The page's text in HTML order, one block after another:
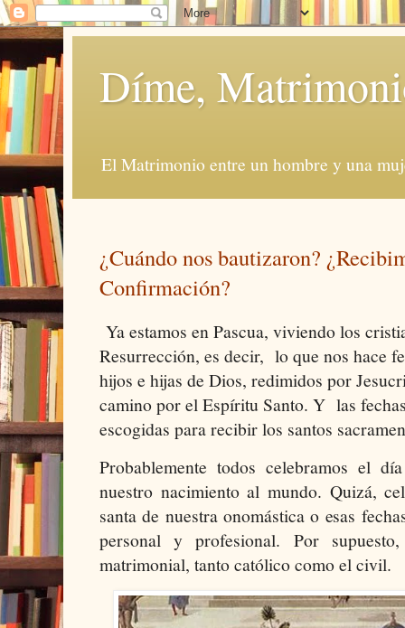
Díme,
El Matrimonio entre un hombre y una
¿Cuándo nos bautizaron?
Confirmación?
Ya estamos en Pascua, viviendo los
Resurrección, es decir, lo que nos hace
hijos e hijas de Dios, redimidos por
camino por el Espíritu Santo. Y las
escogidas para recibir los santos
Probablemente todos celebramos el
nuestro nacimiento al mundo. Quizá,
santa de nuestra onomástica o esas
personal y profesional. Por
matrimonial, tanto católico como el civil.